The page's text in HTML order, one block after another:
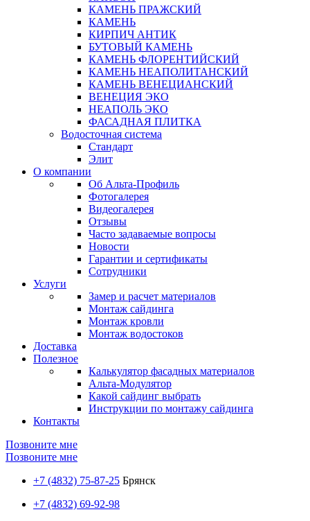
КАМЕНЬ ПРАЖСКИЙ
КАМЕНЬ
КИРПИЧ АНТИК
БУТОВЫЙ КАМЕНЬ
КАМЕНЬ ФЛОРЕНТИЙСКИЙ
КАМЕНЬ НЕАПОЛИТАНСКИЙ
КАМЕНЬ ВЕНЕЦИАНСКИЙ
ВЕНЕЦИЯ ЭКО
НЕАПОЛЬ ЭКО
ФАСАДНАЯ ПЛИТКА
Водосточная система
Стандарт
Элит
О компании
Об Альта-Профиль
Фотогалерея
Видеогалерея
Отзывы
Часто задаваемые вопросы
Новости
Гарантии и сертификаты
Сотрудники
Услуги
Замер и расчет материалов
Монтаж сайдинга
Монтаж кровли
Монтаж водостоков
Доставка
Полезное
Калькулятор фасадных материалов
Альта-Модулятор
Какой сайдинг выбрать
Инструкции по монтажу сайдинга
Контакты
Позвоните мне
Позвоните мне
+7 (4832) 75-87-25 Брянск
+7 (4832) 69-92-98